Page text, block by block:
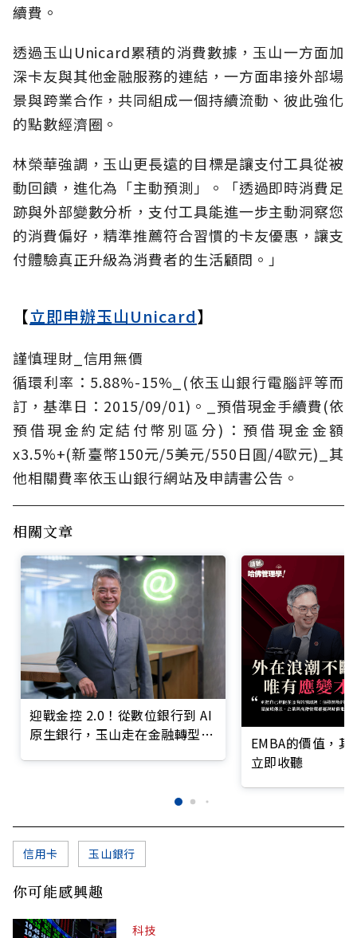
續費。
透過玉山Unicard累積的消費數據，玉山一方面加
深卡友與其他金融服務的連結，一方面串接外部場
景與跨業合作，共同組成一個持續流動、彼此強化
的點數經濟圈。
林榮華強調，玉山更長遠的目標是讓支付工具從被
動回饋，進化為「主動預測」。「透過即時消費足
跡與外部變數分析，支付工具能進一步主動洞察您
的消費偏好，精準推薦符合習慣的卡友優惠，讓支
付體驗真正升級為消費者的生活顧問。」
【立即申辦玉山Unicard】
謹慎理財_信用無價
循環利率：5.88%-15%_(依玉山銀行電腦評等而
訂，基準日：2015/09/01)。_預借現金手續費(依
預借現金約定結付幣別區分)：預借現金金額
x3.5%+(新臺幣150元/5美元/550日圓/4歐元)_其
他相關費率依玉山銀行網站及申請書公告。
相關文章
迎戰金控 2.0！從數位銀行到 AI
原生銀行，玉山走在金融轉型最
EMBA的價值，
立即收聽
信用卡 玉山銀行
你可能感興趣
科技